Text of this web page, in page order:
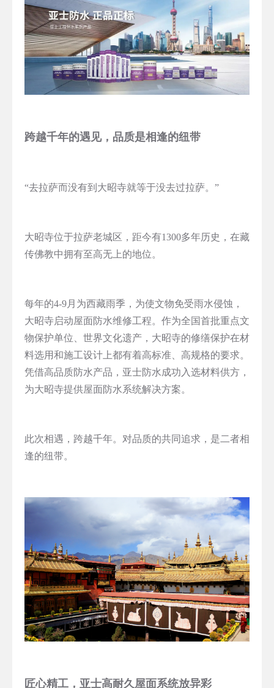
跨越千年的遇见，品质是相逢的纽带
“去拉萨而没有到大昭寺就等于没去过拉萨。”
大昭寺位于拉萨老城区，距今有1300多年历史，在藏
传佛教中拥有至高无上的地位。
每年的4-9月为西藏雨季，为使文物免受雨水侵蚀，
大昭寺启动屋面防水维修工程。作为全国首批重点文
物保护单位、世界文化遗产，大昭寺的修缮保护在材
料选用和施工设计上都有着高标准、高规格的要求。
凭借高品质防水产品，亚士防水成功入选材料供方，
为大昭寺提供屋面防水系统解决方案。
此次相遇，跨越千年。对品质的共同追求，是二者相
逢的纽带。
匠心精工，亚士高耐久屋面系统放异彩